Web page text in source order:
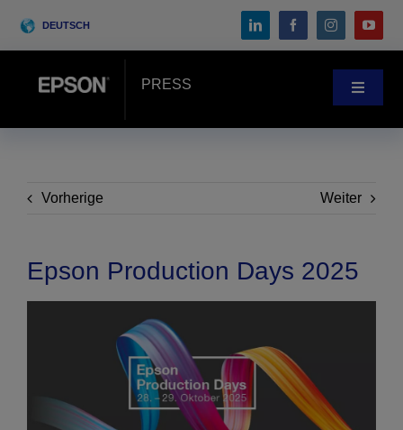
DEUTSCH
PRESS
Toggle
Anwenderberichte
Vorherige Weiter
Epson Production Days 2025